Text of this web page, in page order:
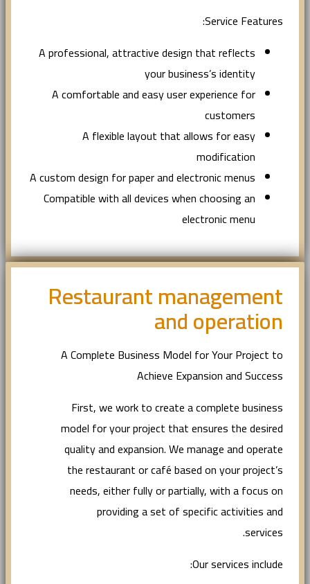
Service Features:
A professional, attractive design that reflects
your business’s identity
A comfortable and easy user experience for
customers
A flexible layout that allows for easy
modification
A custom design for paper and electronic menus
Compatible with all devices when choosing an
electronic menu
Restaurant management
and operation
A Complete Business Model for Your Project to
Achieve Expansion and Success
First, we work to create a complete business
model for your project that ensures the desired
quality and expansion. We manage and operate
the restaurant or café based on your project’s
needs, either fully or partially, with a focus on
providing a set of specific activities and
services.
Our services include: